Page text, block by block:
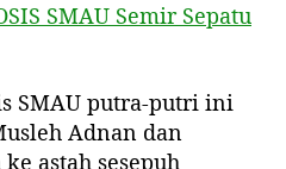
SMAU Semir Sepatu
SMAU putra-putri ini
Adnan dan
astah sesepuh